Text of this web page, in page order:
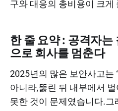
구와 대응의 총비용이 크게
한 줄 요약 : 공격자
으로 회사를 멈춘다
2025년의 많은 보안사고는
아니라,뚫린 뒤 내부에서
못한 것이 문제였습니다.그